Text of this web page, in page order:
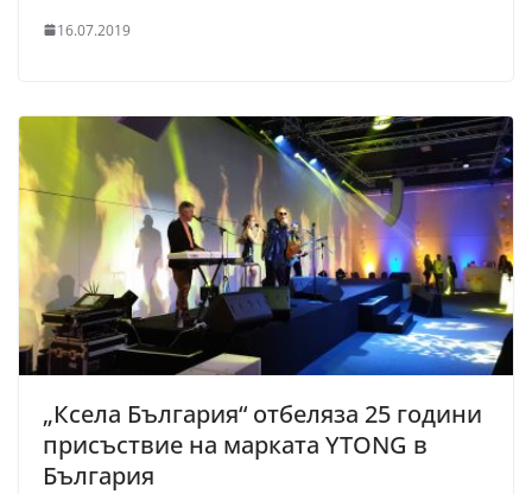
16.07.2019
„Ксела България“ отбеляза 25 години
присъствие на марката YTONG в
България